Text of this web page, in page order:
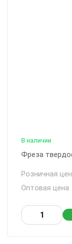
В наличии
Фреза
Розничная
Оптовая цена